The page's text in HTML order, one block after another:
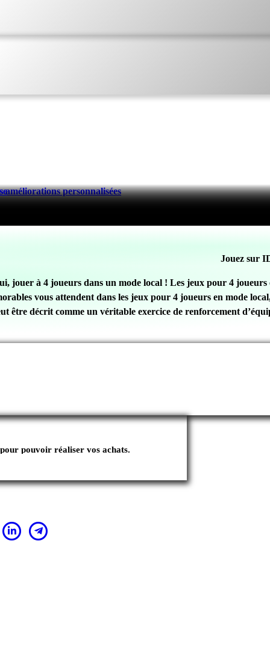
personnalisées
Jouez sur
jouer à 4 joueurs dans un mode local ! Les jeux pour 4
vous attendent dans les jeux pour 4 joueurs en mode
décrit comme un véritable exercice de renforcement
pouvoir réaliser vos achats.